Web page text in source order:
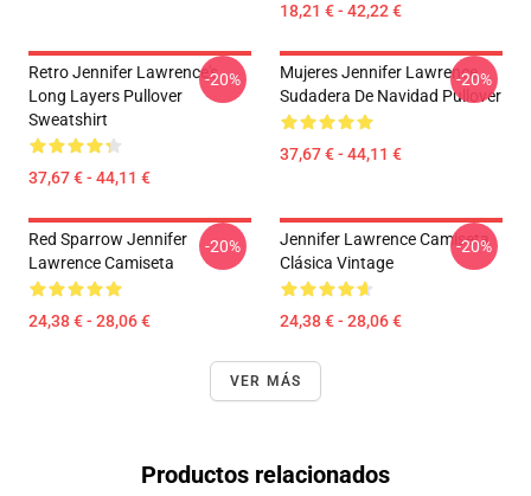
18,21 € - 42,22 €
Retro Jennifer Lawrence's
Long Layers Pullover
Sweatshirt
37,67 € - 44,11 €
-20%
Mujeres Jennifer Lawrence
Sudadera De Navidad Pullover
37,67 € - 44,11 €
-20%
Red Sparrow Jennifer
Lawrence Camiseta
24,38 € - 28,06 €
-20%
Jennifer Lawrence Camiseta
Clásica Vintage
24,38 € - 28,06 €
-20%
VER MÁS
Productos relacionados